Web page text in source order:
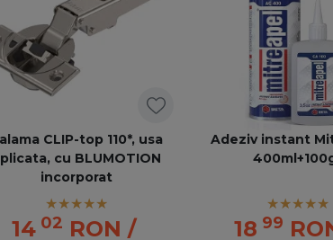
CLIP-top 110*, usa
cu BLUMOTION
incorporat
14 02 RON /
Adeziv instant
18 99